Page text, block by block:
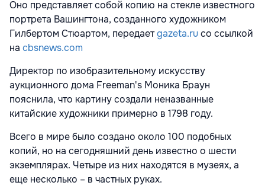
Оно представляет собой копию на стекле известного
портрета Вашингтона, созданного художником
Гилбертом Стюартом, передаетgazeta.ruсо ссылкой
на cbsnews.com
Директор по изобразительному искусству
аукционного дома Freeman's Моника Браун
пояснила, что картину создали неназванные
китайские художники примерно в 1798 году.
Всего в мире было создано около 100 подобных
копий, но на сегодняшний день известно о шести
экземплярах. Четыре из них находятся в музеях, а
еще несколько – в частных руках.